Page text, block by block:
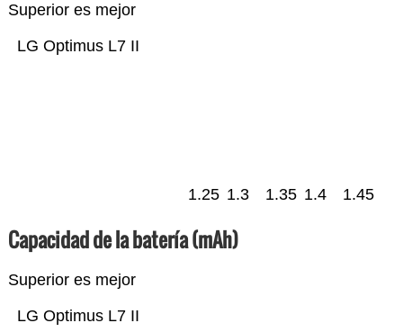
Superior es mejor
LG Optimus L7 II
1.25 1.3 1.35 1.4 1.45
Capacidad de la batería (mAh)
Superior es mejor
LG Optimus L7 II